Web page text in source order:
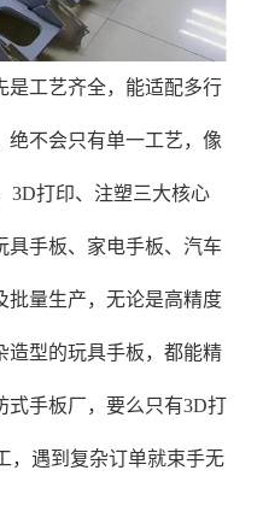
是工艺齐全，能适配多行
绝不会只有单一工艺，像
3D打印、注塑三大核心
具手板、家电手板、汽车
批量生产，无论是高精度
造型的玩具手板，都能精
式手板厂，要么只有3D打
，遇到复杂订单就束手无